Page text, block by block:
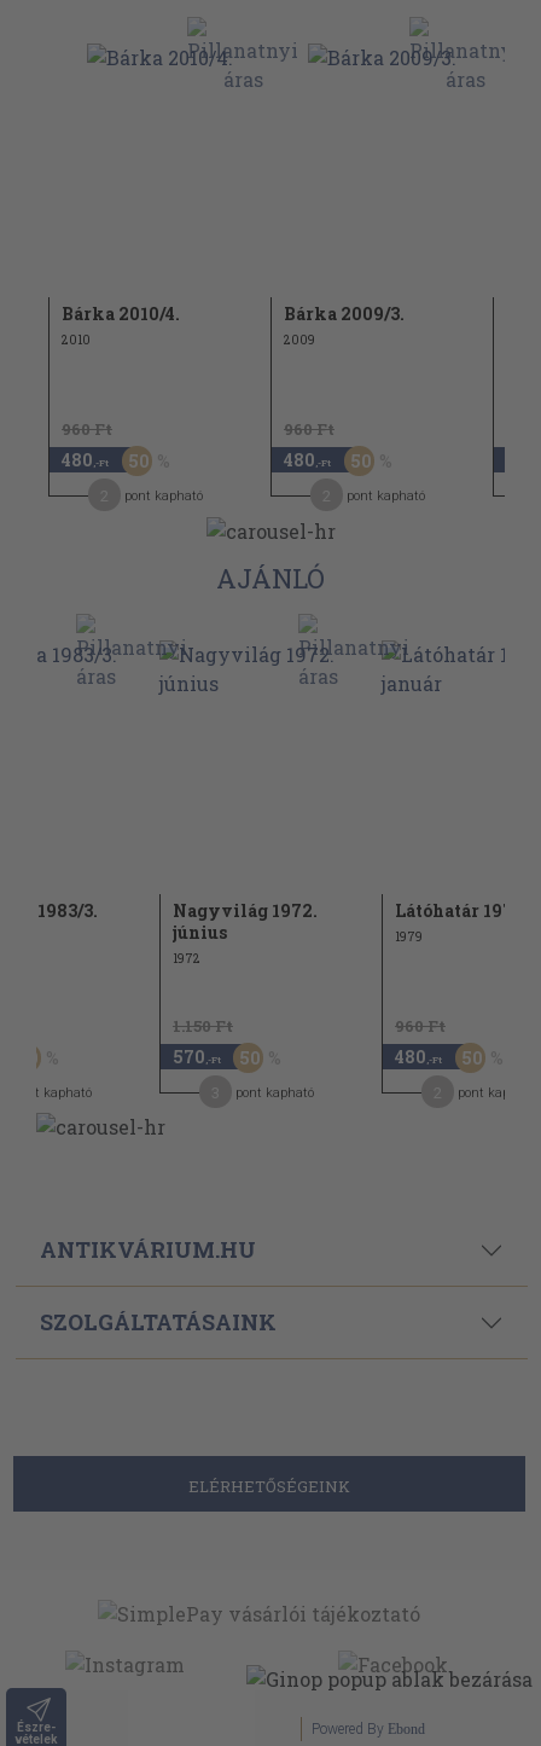
Észre-
vételek
Bárka 2010/4.
2010
960 Ft
480 ,-Ft 50
pont kapható
Bárka 2009/3.
2009
960 Ft
480 ,-Ft 50
pont kapható
AJÁNLÓ
1983/3.
50
pont kapható
Nagyvilág 1972.
június
1972
1.150 Ft
570 ,-Ft 50
pont kapható
Látóhatár 1979.
1979
960 Ft
480 ,-Ft 50
pont kapható
ANTIKVÁRIUM.HU
SZOLGÁLTATÁSAINK
ELÉRHETŐSÉGEINK
Powered By Ebond